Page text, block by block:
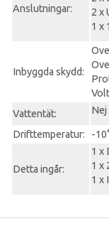
Anslutningar:
2 x
1 x
Inbyggda skydd:
Vattentät:
Nej
Drifttemperatur: -
Detta ingår:
1 x
1 x
1 x